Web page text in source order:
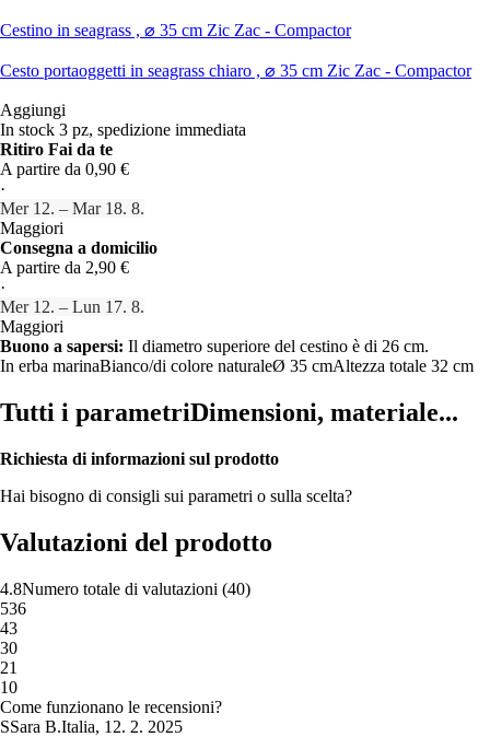
Cestino in seagrass , ⌀ 35 cm Zic Zac - Compactor
Cesto portaoggetti in seagrass chiaro , ⌀ 35 cm Zic Zac - Compactor
Aggiungi
In stock 3 pz, spedizione immediata
Ritiro Fai da te
A partire da 0,90 €
·
Mer 12. – Mar 18. 8.
Maggiori
Consegna a domicilio
A partire da 2,90 €
·
Mer 12. – Lun 17. 8.
Maggiori
Buono a sapersi: Il diametro superiore del cestino è di 26 cm.
In erba marinaBianco/di colore naturaleØ 35 cmAltezza totale 32 cm
Tutti i parametriDimensioni, materiale...
Richiesta di informazioni sul prodotto
Hai bisogno di consigli sui parametri o sulla scelta?
Valutazioni del prodotto
4.8Numero totale di valutazioni (40)
536
43
30
21
10
Come funzionano le recensioni?
SSara B.Italia, 12. 2. 2025